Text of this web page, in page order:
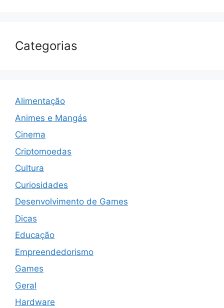
Categorias
Alimentação
Animes e Mangás
Cinema
Criptomoedas
Cultura
Curiosidades
Desenvolvimento de Games
Dicas
Educação
Empreendedorismo
Games
Geral
Hardware